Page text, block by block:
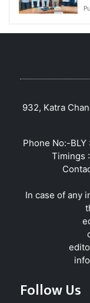
932, Katra
Phone No:-BLY
Timings
In case of any
Follow Us